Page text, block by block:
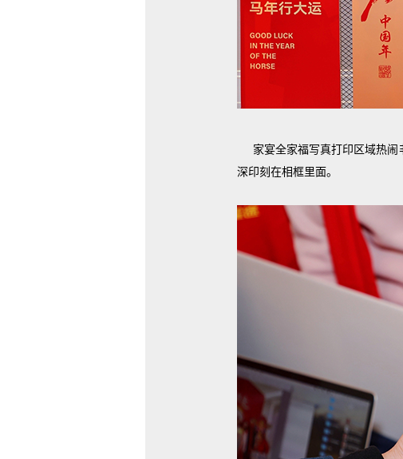
家宴全家福写真打印区域热
深印刻在相框里面。